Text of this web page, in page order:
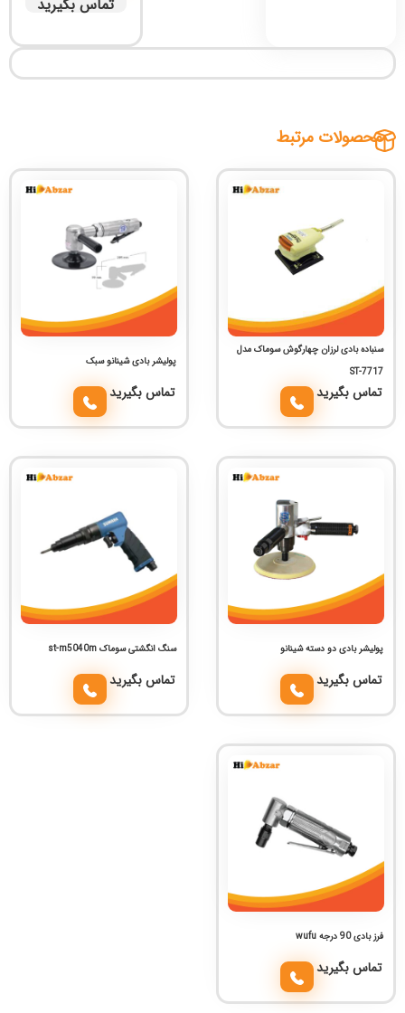
تماس بگیرید
محصولات مرتبط
سنباده بادی لرزان چهارگوش سوماک مدل
ST-7717
تماس بگیرید
پولیشر بادی شینانو سبک
تماس بگیرید
پولیشر بادی دو دسته شینانو
تماس بگیرید
سنگ انگشتی سوماک st-m5040m
تماس بگیرید
فرز بادی 90 درجه wufu
تماس بگیرید